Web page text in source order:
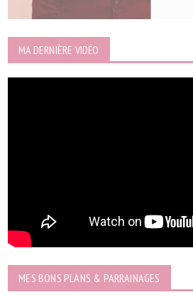
MA DERNIÈRE VIDÉO
MES BONS PLANS & PARRAINAGES